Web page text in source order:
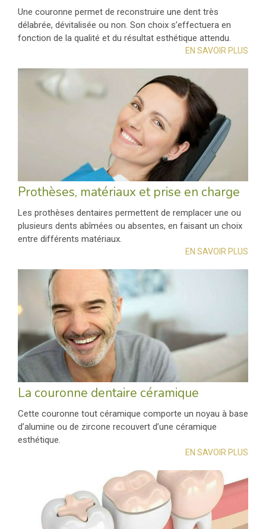
Une couronne permet de reconstruire une dent très
délabrée, dévitalisée ou non. Son choix s’effectuera en
fonction de la qualité et du résultat esthétique attendu.
EN SAVOIR PLUS
Prothèses, matériaux et prise en charge
Les prothèses dentaires permettent de remplacer une ou
plusieurs dents abîmées ou absentes, en faisant un choix
entre différents matériaux.
EN SAVOIR PLUS
La couronne dentaire céramique
Cette couronne tout céramique comporte un noyau à base
d’alumine ou de zircone recouvert d’une céramique
esthétique.
EN SAVOIR PLUS